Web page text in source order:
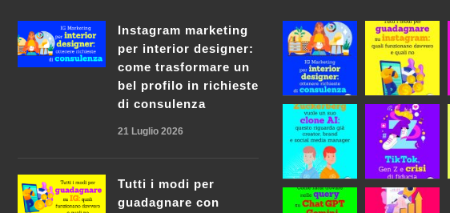
Instagram marketing
per interior designer:
come trasformare un
bel profilo in richieste
di consulenza
21 Luglio 2026
Tutti i modi per
guadagnare con